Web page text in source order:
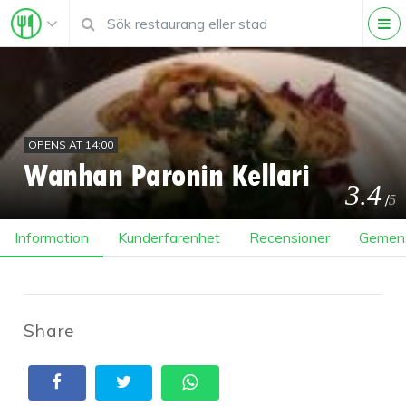
OPENS AT 14:00
Wanhan Paronin Kellari 3.4 /5
Information Kunderfarenhet Recensioner
Share